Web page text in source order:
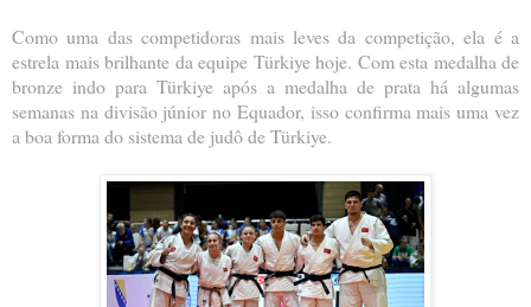
Como uma das competidoras mais leves da competição, ela é a
estrela mais brilhante da equipe Türkiye hoje. Com esta medalha de
bronze indo para Türkiye após a medalha de prata há algumas
semanas na divisão júnior no Equador, isso confirma mais uma vez
a boa forma do sistema de judô de Türkiye.